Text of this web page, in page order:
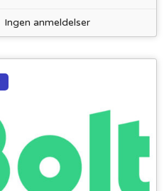
Ingen anmeldelser